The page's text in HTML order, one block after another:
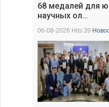
68 медалей для
научных ол…
06-08-2026 Hits:39